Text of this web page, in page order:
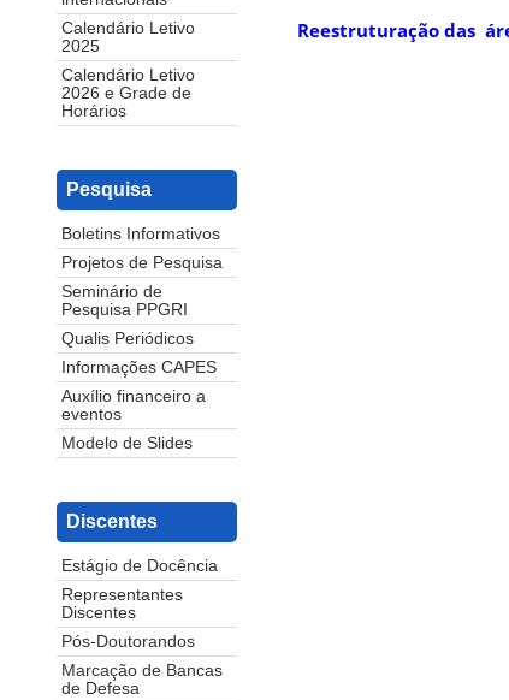
Calendário Letivo
2025
Calendário Letivo
2026 e Grade de
Horários
Pesquisa
Boletins Informativos
Projetos de Pesquisa
Seminário de
Pesquisa PPGRI
Qualis Periódicos
Informações CAPES
Auxílio financeiro a
eventos
Modelo de Slides
Discentes
Estágio de Docência
Representantes
Discentes
Pós-Doutorandos
Marcação de Bancas
de Defesa
Reestruturação das